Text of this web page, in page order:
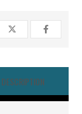
DESCRIPTION